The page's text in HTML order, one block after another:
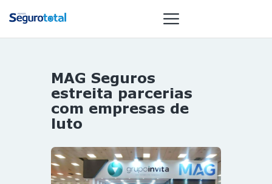
NOTÍCIAS
REVISTA
ESPECIAIS
OURO
ST SUMMIT
MAG Seguros
estreita parcerias
com empresas de
luto